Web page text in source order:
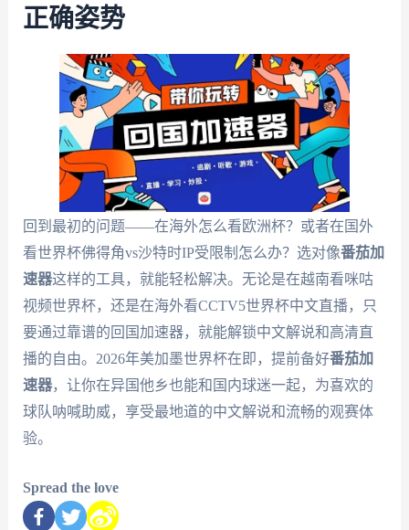
正确姿势
回到最初的问题——在海外怎么看欧洲杯？或者在国外
看世界杯佛得角vs沙特时IP受限制怎么办？选对像番茄加
速器这样的工具，就能轻松解决。无论是在越南看咪咕
视频世界杯，还是在海外看CCTV5世界杯中文直播，只
要通过靠谱的回国加速器，就能解锁中文解说和高清直
播的自由。2026年美加墨世界杯在即，提前备好番茄加
速器，让你在异国他乡也能和国内球迷一起，为喜欢的
球队呐喊助威，享受最地道的中文解说和流畅的观赛体
验。
Spread the love